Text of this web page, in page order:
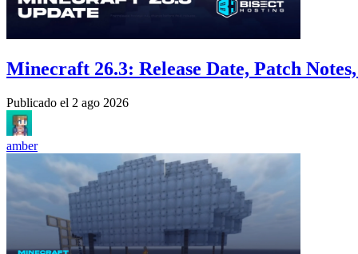
Minecraft 26.3: Release Date, Patch
Publicado el 2 ago 2026
amber